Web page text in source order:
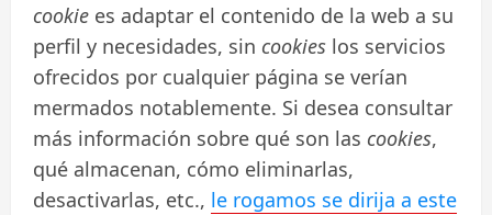
cookie es adaptar el contenido de la web a su
perfil y necesidades, sin cookies los servicios
ofrecidos por cualquier página se verían
mermados notablemente. Si desea consultar
más información sobre qué son las cookies,
qué almacenan, cómo eliminarlas,
desactivarlas, etc., le rogamos se dirija a este